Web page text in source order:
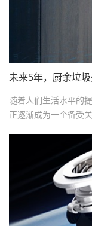
未来5年，厨余垃
随着人们生活水平的
正逐渐成为一个备受